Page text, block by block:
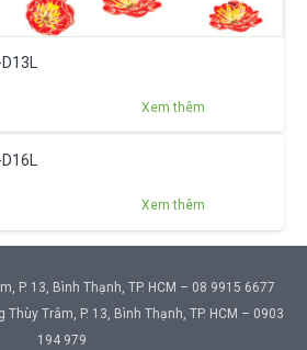
Xem thêm
Xem thêm
P. 13, Bình Thạnh, TP. HCM – 08 9915 6677
Thùy Trâm, P. 13, Bình Thạnh, TP. HCM – 0903
194 979